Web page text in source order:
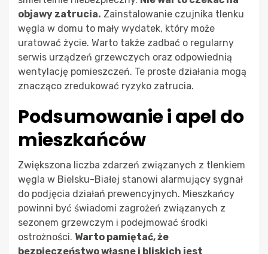
objawy zatrucia. Zainstalowanie czujnika tlenku
węgla w domu to mały wydatek, który może
uratować życie. Warto także zadbać o regularny
serwis urządzeń grzewczych oraz odpowiednią
wentylację pomieszczeń. Te proste działania mogą
znacząco zredukować ryzyko zatrucia.
Podsumowanie i apel do
mieszkańców
Zwiększona liczba zdarzeń związanych z tlenkiem
węgla w Bielsku-Białej stanowi alarmujący sygnał
do podjęcia działań prewencyjnych. Mieszkańcy
powinni być świadomi zagrożeń związanych z
sezonem grzewczym i podejmować środki
ostrożności. Warto pamiętać, że
bezpieczeństwo własne i bliskich jest